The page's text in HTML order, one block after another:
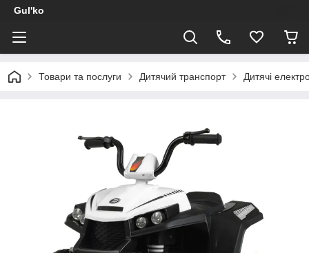
Gul'ko
Товари та послуги Дитячий транспорт Дитячі